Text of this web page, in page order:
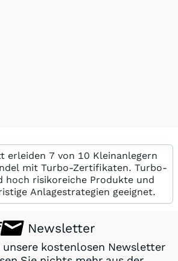
erleiden 7 von 10 Kleinanlegern
mit Turbo-Zertifikaten. Turbo-
hoch risikoreiche Produkte und
Anlagestrategien geeignet.
Newsletter
unsere kostenlosen Newsletter